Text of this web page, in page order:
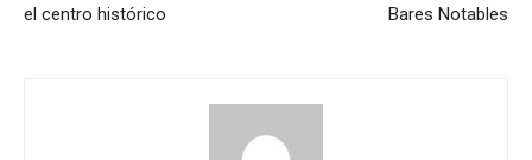
el centro histórico
Bares Notables